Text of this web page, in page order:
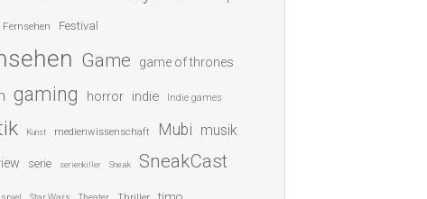
Fernsehen Festival
Game game of thrones
gaming horror indie Indie games
Kunst medienwissenschaft Mubi musik
serie serienkiller Sneak SneakCast